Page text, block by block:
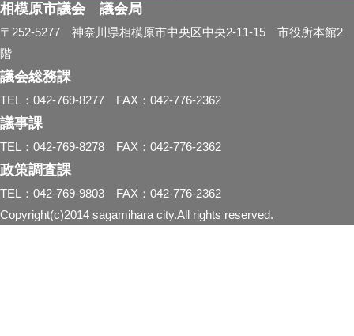
相模原市議会 議会局
〒252-5277 神奈川県相模原市中央区中央2-11-15 市役所本館2
階
議会総務課
TEL：042-769-8277 FAX：042-776-2362
議事課
TEL：042-769-8278 FAX：042-776-2362
政策調査課
TEL：042-769-9803 FAX：042-776-2362
Copyright(c)2014 sagamihara city.All rights reserved.